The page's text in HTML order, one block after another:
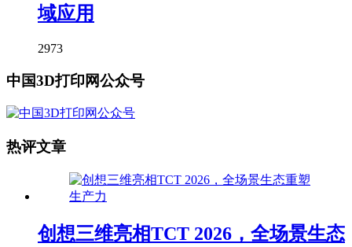
域应用
2973
中国3D打印网公众号
热评文章
创想三维亮相TCT 2026，全场景生态